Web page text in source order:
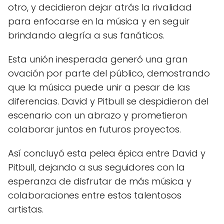
otro, y decidieron dejar atrás la rivalidad
para enfocarse en la música y en seguir
brindando alegría a sus fanáticos.
Esta unión inesperada generó una gran
ovación por parte del público, demostrando
que la música puede unir a pesar de las
diferencias. David y Pitbull se despidieron del
escenario con un abrazo y prometieron
colaborar juntos en futuros proyectos.
Así concluyó esta pelea épica entre David y
Pitbull, dejando a sus seguidores con la
esperanza de disfrutar de más música y
colaboraciones entre estos talentosos
artistas.